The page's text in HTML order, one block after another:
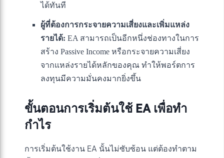
ได้ทันที
ผู้ที่ต้องการกระจายความเสี่ยงและเพิ่มแหล่ง
รายได้: EA สามารถเป็นอีกหนึ่งช่องทางในการ
สร้าง Passive Income หรือกระจายความเสี่ยง
จากแหล่งรายได้หลักของคุณ ทำให้พอร์ตการ
ลงทุนมีความมั่นคงมากยิ่งขึ้น
ขั้นตอนการเริ่มต้นใช้ EA เพื่อทำ
กำไร
การเริ่มต้นใช้งาน EA นั้นไม่ซับซ้อน แต่ต้องทำตาม